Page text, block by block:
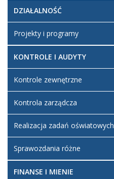
DZIAŁALNOŚĆ
Projekty i programy
KONTROLE I AUDYTY
Kontrole zewnętrzne
Kontrola zarządcza
Realizacja zadań oświatowych
Sprawozdania różne
FINANSE I MIENIE